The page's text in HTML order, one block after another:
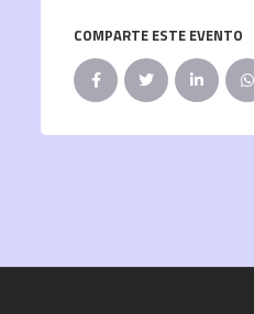
COMPARTE ESTE EVENTO